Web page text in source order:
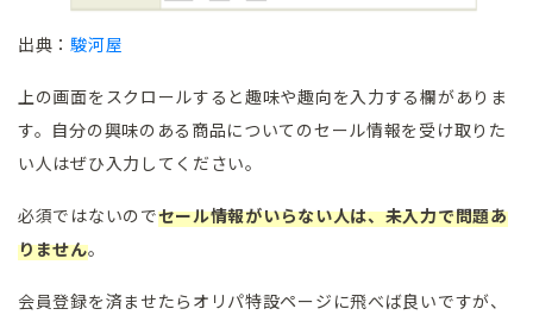
出典：駿河屋
上の画面をスクロールすると趣味や趣向を入力する欄がありま
す。自分の興味のある商品についてのセール情報を受け取りた
い人はぜひ入力してください。
必須ではないのでセール情報がいらない人は、未入力で問題あ
りません。
会員登録を済ませたらオリパ特設ページに飛べば良いですが、